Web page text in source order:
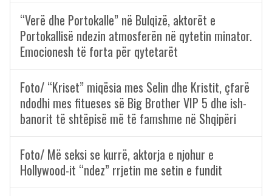
“Verë dhe Portokalle” në Bulqizë, aktorët e
Portokallisë ndezin atmosferën në qytetin minator.
Emocionesh të forta për qytetarët
Foto/ “Kriset” miqësia mes Selin dhe Kristit, çfarë
ndodhi mes fitueses së Big Brother VIP 5 dhe ish-
banorit të shtëpisë më të famshme në Shqipëri
Foto/ Më seksi se kurrë, aktorja e njohur e
Hollywood-it “ndez” rrjetin me setin e fundit